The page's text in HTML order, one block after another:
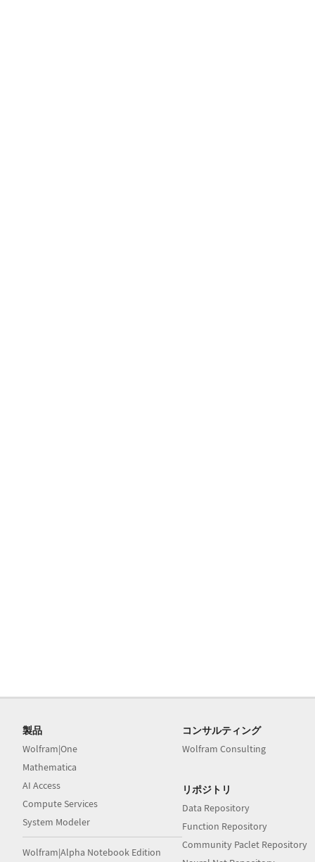
製品
Wolfram|One
Mathematica
AI Access
Compute Services
System Modeler
Wolfram|Alpha Notebook Edition
コンサルティング
Wolfram Consulting
リポジトリ
Data Repository
Function Repository
Community Paclet Repository